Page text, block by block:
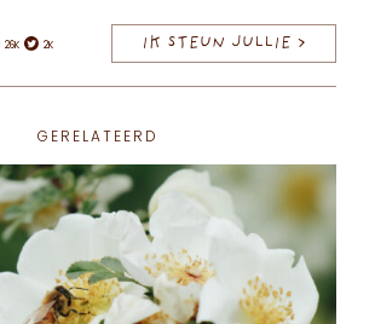
Linkedin
26K Twitter
2K IK STEUN JULLIE >
GERELATEERD